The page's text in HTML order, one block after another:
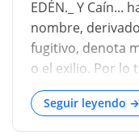
EDÉN._ Y Caín...
nombre,
fugitivo, denota
o el exilio. Por lo
ninguna
esta región: y
Edén", que la
Seguir leyendo →